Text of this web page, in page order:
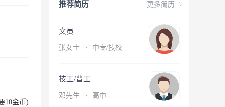
10金币)
更多简历
推荐简历
文员
张女士 · 中专/技校
技工/普工
邓先生 · 高中